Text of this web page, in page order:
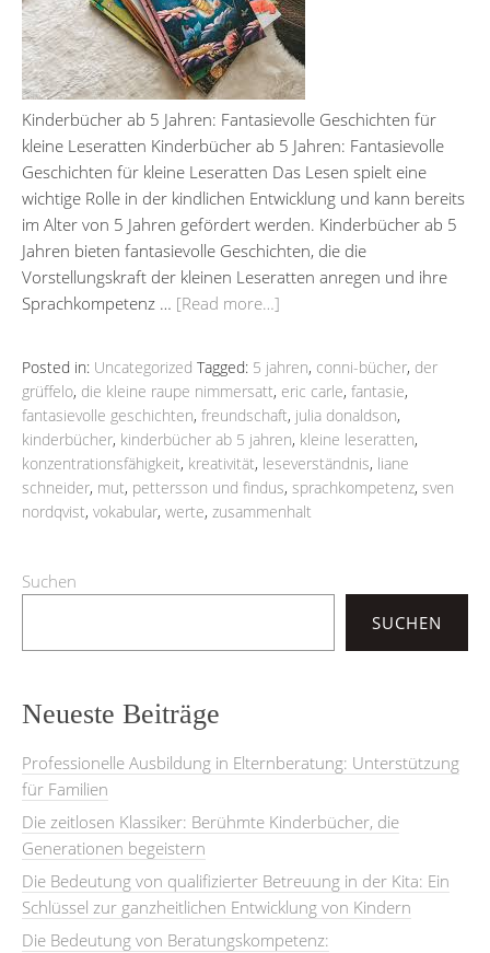
Kinderbücher ab 5 Jahren: Fantasievolle Geschichten für
kleine Leseratten Kinderbücher ab 5 Jahren: Fantasievolle
Geschichten für kleine Leseratten Das Lesen spielt eine
wichtige Rolle in der kindlichen Entwicklung und kann bereits
im Alter von 5 Jahren gefördert werden. Kinderbücher ab 5
Jahren bieten fantasievolle Geschichten, die die
Vorstellungskraft der kleinen Leseratten anregen und ihre
Sprachkompetenz … [Read more…]
Posted in: Uncategorized Tagged: 5 jahren, conni-bücher, der
grüffelo, die kleine raupe nimmersatt, eric carle, fantasie,
fantasievolle geschichten, freundschaft, julia donaldson,
kinderbücher, kinderbücher ab 5 jahren, kleine leseratten,
konzentrationsfähigkeit, kreativität, leseverständnis, liane
schneider, mut, pettersson und findus, sprachkompetenz, sven
nordqvist, vokabular, werte, zusammenhalt
Suchen
SUCHEN
Neueste Beiträge
Professionelle Ausbildung in Elternberatung: Unterstützung
für Familien
Die zeitlosen Klassiker: Berühmte Kinderbücher, die
Generationen begeistern
Die Bedeutung von qualifizierter Betreuung in der Kita: Ein
Schlüssel zur ganzheitlichen Entwicklung von Kindern
Die Bedeutung von Beratungskompetenz: